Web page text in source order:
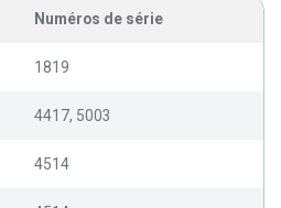
Numéros de série
1819
4417, 5003
4514